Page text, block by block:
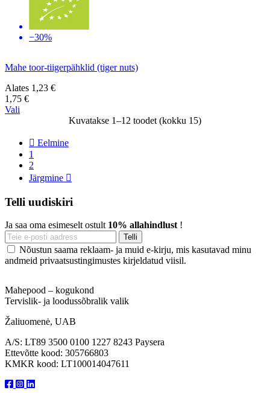
−30%
Mahe toor-tiigerpähklid (tiger nuts)
Alates 1,23 €
1,75 €
Vali
Kuvatakse 1–12 toodet (kokku 15)
 Eelmine
1
2
Järgmine 
Telli uudiskiri
Ja saa oma esimeselt ostult 10% allahindlust !
Nõustun saama reklaam- ja muid e-kirju, mis kasutavad minu
andmeid privaatsustingimustes kirjeldatud viisil.
Mahepood – kogukond
Tervislik- ja loodussõbralik valik
Žaliuomenė, UAB
A/S: LT89 3500 0100 1227 8243 Paysera
Ettevõtte kood: 305766803
KMKR kood: LT100014047611